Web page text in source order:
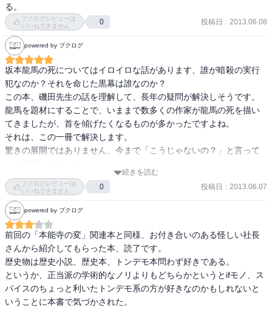
る。
ブクログレビューは
いいねできません
0 投稿日 : 2013.06.08
powered by ブクログ
坂本龍馬の死についてはイロイロな話があります、誰が暗殺の実行
犯なのか？それを命じた黒幕は誰なのか？
この本、磯田先生の話を理解して、長年の疑問が解決しそうです。
龍馬を題材にすることで、いままで数多くの作家が龍馬の死を描い
てきましたが、首を傾げたくなるものが多かったですよね。
それは、この一冊で解決します。
驚きの展開ではありません、今まで「こうじゃないの？」と言って
その他にも、この本からは龍馬の周りにいた人間たちの真の姿、そ
して「とってもやっかいな龍馬」を感じられます。
続きを読む
ブクログレビューは
いいねできません
0 投稿日 : 2013.06.07
powered by ブクログ
前回の「本能寺の変」関連本と同様、お付き合いのある怪しい社長
さんから紹介してもらった本、読了です。
歴史物は歴史小説、歴史本、トンデモ本問わず好きである。
というか、正当派の学術的なノリよりもどちらかというとifモノ、ス
パイスのちょっと利いたトンデモ系の方が好きなのかもしれないと
いうことに本書で気づかされた。